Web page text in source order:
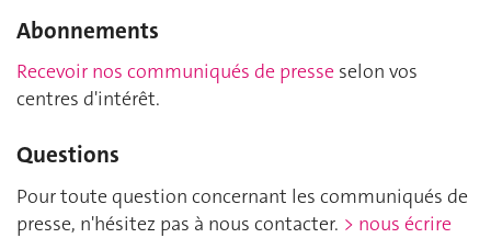
Abonnements
Recevoir nos communiqués de presse selon vos
centres d'intérêt.
Questions
Pour toute question concernant les communiqués de
presse, n'hésitez pas à nous contacter. > nous écrire